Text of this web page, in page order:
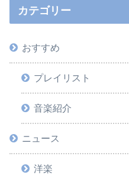
カテゴリー
おすすめ
プレイリスト
音楽紹介
ニュース
洋楽